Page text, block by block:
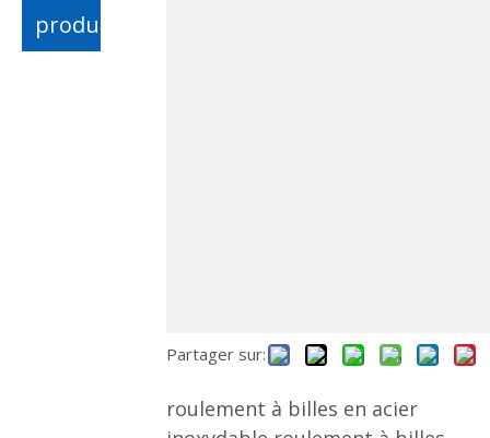
produits
Partager sur:
roulement à billes en acier